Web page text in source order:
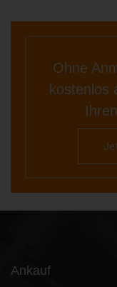
Ohne
kostenlos
Ankauf